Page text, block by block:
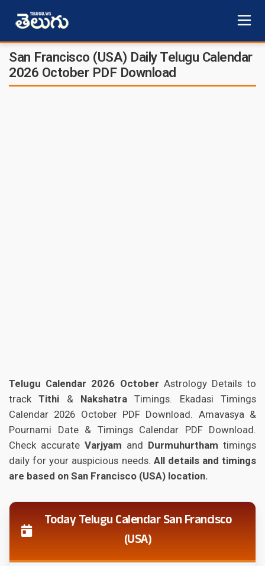
San Francisco (USA) Daily Telugu Calendar
2026 October PDF Download
Telugu Calendar 2026 October Astrology Details to
trackTithi & Nakshatra Timings. Ekadasi Timings
Calendar 2026 October PDF Download. Amavasya &
Pournami Date & Timings Calendar PDF Download.
Check accurate Varjyam and Durmuhurtham timings
daily for your auspicious needs. All details and timings
are based on San Francisco (USA) location.
Today Telugu Calendar San Francisco
(USA)